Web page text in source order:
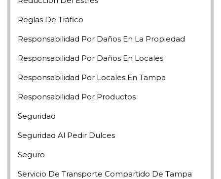
Reglas De Tráfico
Responsabilidad Por Daños En La Propiedad
Responsabilidad Por Daños En Locales
Responsabilidad Por Locales En Tampa
Responsabilidad Por Productos
Seguridad
Seguridad Al Pedir Dulces
Seguro
Servicio De Transporte Compartido De Tampa